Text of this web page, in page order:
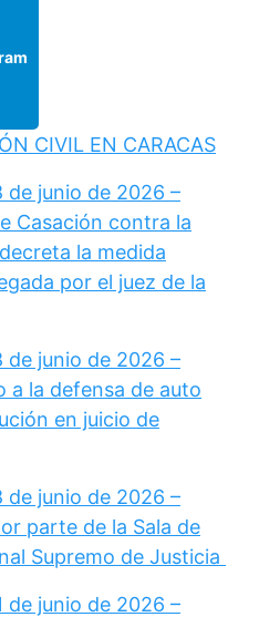
CIVIL EN CARACAS
de junio de 2026 –
Casación contra la
la medida
por el juez de la
de junio de 2026 –
a la defensa de auto
en juicio de
de junio de 2026 –
parte de la Sala de
Supremo de Justicia
de junio de 2026 –